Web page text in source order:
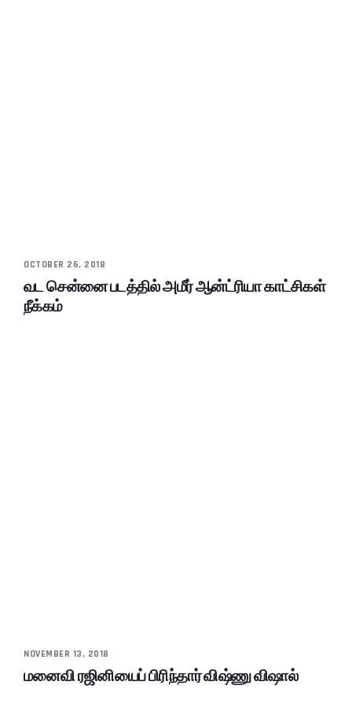
OCTOBER 26, 2018
வட சென்னை படத்தில் அமீர் ஆன்ட்ரியா காட்சிகள்
நீக்கம்
NOVEMBER 13, 2018
மனைவி ரஜினியைப் பிரிந்தார் விஷ்ணு விஷால்